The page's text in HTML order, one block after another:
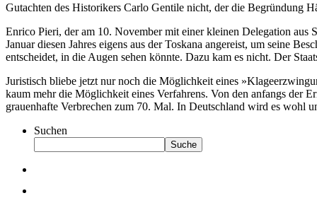
Gutachten des Historikers Carlo Gentile nicht, der die Begründung
Enrico Pieri, der am 10. November mit einer kleinen Delegation aus
Januar diesen Jahres eigens aus der Toskana angereist, um seine
entscheidet, in die Augen sehen könnte. Dazu kam es nicht. Der
Juristisch bliebe jetzt nur noch die Möglichkeit eines
kaum mehr die Möglichkeit eines Verfahrens. Von den anfangs der
grauenhafte Verbrechen zum 70. Mal. In Deutschland wird es wohl
Suchen
Suche